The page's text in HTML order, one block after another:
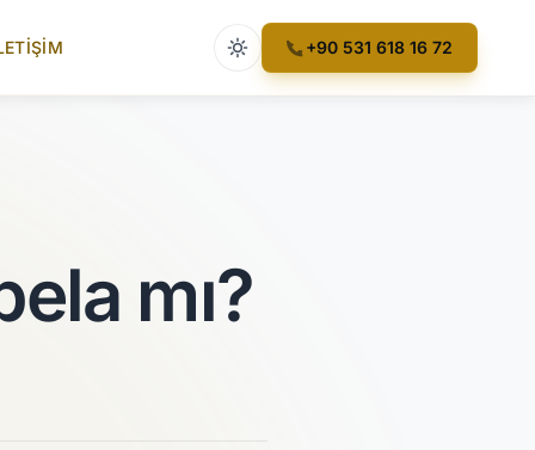
Açık tema etkin
+90 531 618 16 72
mı?